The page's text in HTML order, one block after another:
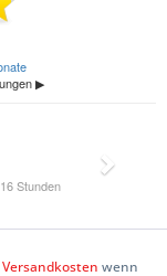
Versandkosten wenn